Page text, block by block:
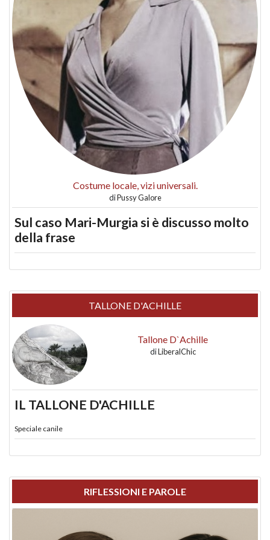
Costume locale, vizi universali.
diPussy Galore
Sul caso Mari-Murgia si è discusso molto
della frase
TALLONE D'ACHILLE
Tallone D`Achille
diLiberalChic
IL TALLONE D'ACHILLE
Speciale canile
RIFLESSIONI E PAROLE